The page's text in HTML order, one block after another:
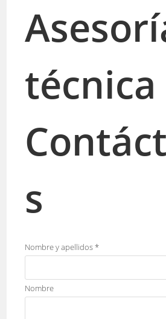
técnica
s
Nombre y apellidos*
Nombre